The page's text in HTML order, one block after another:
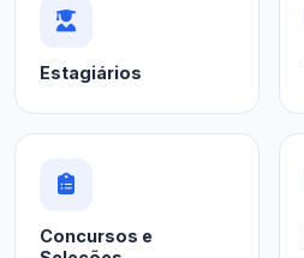
Estagiários
Concursos e